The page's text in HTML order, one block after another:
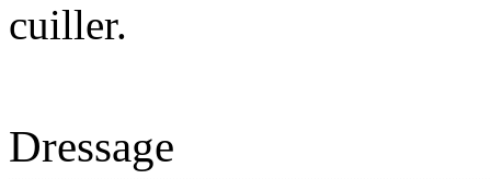
cuiller.
Dressage